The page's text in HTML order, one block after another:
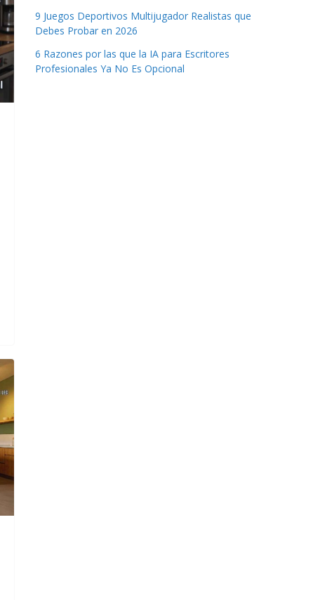
9 Juegos Deportivos Multijugador Realistas que
Debes Probar en 2026
6 Razones por las que la IA para Escritores
Profesionales Ya No Es Opcional